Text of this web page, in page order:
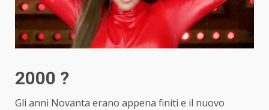
2000 ?
Gli anni Novanta erano appena finiti e il nuovo